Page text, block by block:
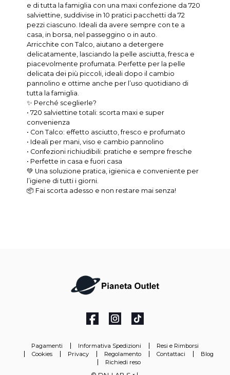
e di tutta la famiglia con una maxi confezione da 720
salviettine, suddivise in 10 pratici pacchetti da 72
pezzi ciascuno. Ideali da avere sempre con te a
casa, in borsa, nel passeggino o in auto.
Arricchite con Talco, aiutano a detergere
delicatamente, lasciando la pelle asciutta, fresca e
piacevolmente profumata. Perfette per la pelle
delicata dei più piccoli, ideali dopo il cambio
pannolino e ottime anche per l’uso quotidiano di
tutta la famiglia.
✨ Perché sceglierle?
• 720 salviettine totali: scorta maxi e super
convenienza
• Con Talco: effetto asciutto, fresco e profumato
• Ideali per mani, viso e cambio pannolino
• Confezioni richiudibili: pratiche e sempre fresche
• Perfette in casa e fuori casa
💚 Una soluzione pratica, igienica e conveniente per
l’igiene di tutti i giorni.
📦 Fai scorta adesso e non restare mai senza!
Pagamenti Informativa Spedizioni
Resi e Rimborsi
Cookies
Privacy Regolamento Contattaci
Blog
Richiedi reso